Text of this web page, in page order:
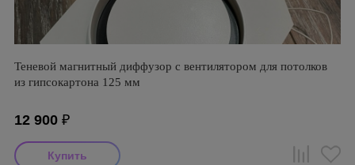
Теневой магнитный диффузор с вентилятором для потолков
из гипсокартона 125 мм
12 900 ₽